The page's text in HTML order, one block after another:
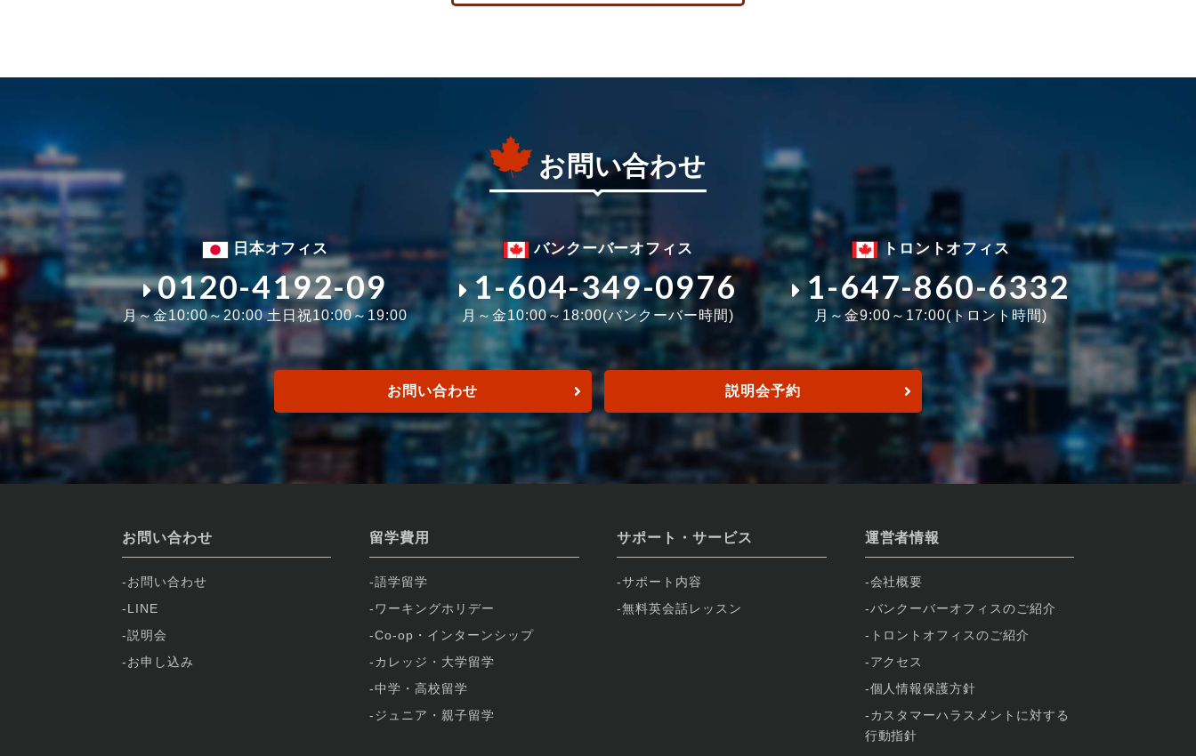
お問い合わせ
日本オフィス
0120-4192-09
月～金10:00～20:00 土日祝10:00～19:00
バンクーバーオフィス
1-604-349-0976
月～金10:00～18:00(バンクーバー時間)
トロントオフィス
1-647-860-6332
月～金9:00～17:00(トロント時間)
お問い合わせ 説明会予約
お問い合わせ
お問い合わせ
LINE
説明会
お申し込み
留学費用
語学留学
ワーキングホリデー
Co-op・インターンシップ
カレッジ・大学留学
中学・高校留学
ジュニア・親子留学
サポート・サービス
サポート内容
無料英会話レッスン
運営者情報
会社概要
バンクーバーオフィスのご紹介
トロントオフィスのご紹介
アクセス
個人情報保護方針
カスタマーハラスメントに対する
行動指針